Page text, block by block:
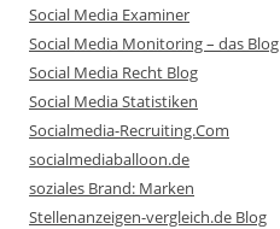
Social Media Examiner
Social Media Monitoring – das Blog
Social Media Recht Blog
Social Media Statistiken
Socialmedia-Recruiting.Com
socialmediaballoon.de
soziales Brand: Marken
Stellenanzeigen-vergleich.de Blog